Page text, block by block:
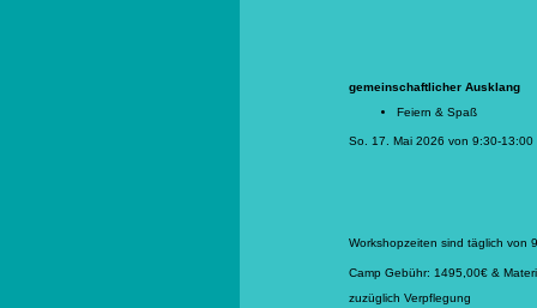
gemeinschaftlicher Ausklang
Feiern & Spaß
So. 17. Mai 2026 von 9:30-13:00
Workshopzeiten sind täglich von
Camp Gebühr: 1495,00€ &
zuzüglich Verpflegung